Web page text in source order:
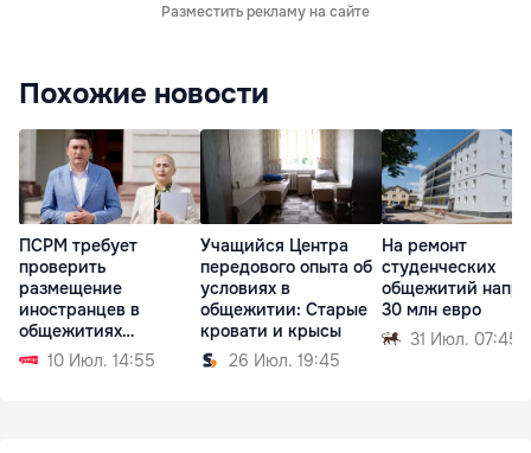
Разместить рекламу на сайте
Похожие новости
ПСРМ требует
проверить
размещение
иностранцев в
общежитиях
Аграрного
университета
10 Июл. 14:55
Учащийся Центра
передового опыта об
условиях в
общежитии: Старые
кровати и крысы
26 Июл. 19:45
На ремонт
студенческих
общежитий
30 млн евро
31 Июл. 07:45